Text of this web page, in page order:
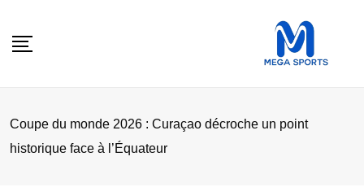
Coupe du monde 2026 : Curaçao décroche un point
historique face à l’Équateur